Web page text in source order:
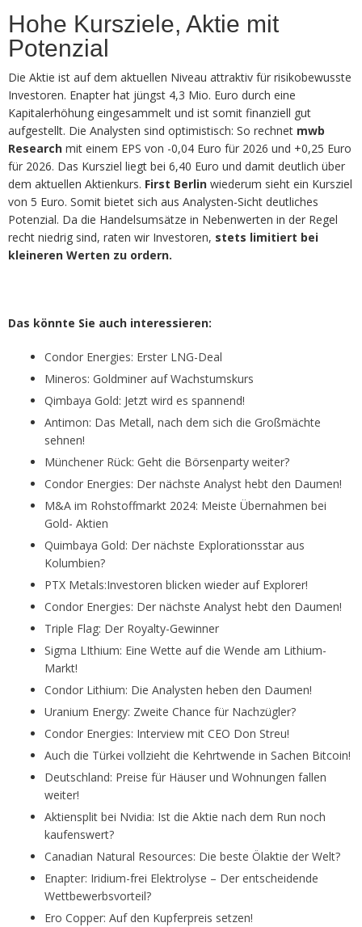
Hohe Kursziele, Aktie mit
Potenzial
Die Aktie ist auf dem aktuellen Niveau attraktiv für risikobewusste
Investoren. Enapter hat jüngst 4,3 Mio. Euro durch eine
Kapitalerhöhung eingesammelt und ist somit finanziell gut
aufgestellt. Die Analysten sind optimistisch: So rechnet mwb
Research mit einem EPS von -0,04 Euro für 2026 und +0,25 Euro
für 2026. Das Kursziel liegt bei 6,40 Euro und damit deutlich über
dem aktuellen Aktienkurs. First Berlin wiederum sieht ein Kursziel
von 5 Euro. Somit bietet sich aus Analysten-Sicht deutliches
Potenzial. Da die Handelsumsätze in Nebenwerten in der Regel
recht niedrig sind, raten wir Investoren, stets limitiert bei
kleineren Werten zu ordern.
Das könnte Sie auch interessieren:
Condor Energies: Erster LNG-Deal
Mineros: Goldminer auf Wachstumskurs
Qimbaya Gold: Jetzt wird es spannend!
Antimon: Das Metall, nach dem sich die Großmächte
sehnen!
Münchener Rück: Geht die Börsenparty weiter?
Condor Energies: Der nächste Analyst hebt den Daumen!
M&A im Rohstoffmarkt 2024: Meiste Übernahmen bei
Gold- Aktien
Quimbaya Gold: Der nächste Explorationsstar aus
Kolumbien?
PTX Metals:Investoren blicken wieder auf Explorer!
Condor Energies: Der nächste Analyst hebt den Daumen!
Triple Flag: Der Royalty-Gewinner
Sigma LIthium: Eine Wette auf die Wende am Lithium-
Markt!
Condor Lithium: Die Analysten heben den Daumen!
Uranium Energy: Zweite Chance für Nachzügler?
Condor Energies: Interview mit CEO Don Streu!
Auch die Türkei vollzieht die Kehrtwende in Sachen Bitcoin!
Deutschland: Preise für Häuser und Wohnungen fallen
weiter!
Aktiensplit bei Nvidia: Ist die Aktie nach dem Run noch
kaufenswert?
Canadian Natural Resources: Die beste Ölaktie der Welt?
Enapter: Iridium-frei Elektrolyse – Der entscheidende
Wettbewerbsvorteil?
Ero Copper: Auf den Kupferpreis setzen!